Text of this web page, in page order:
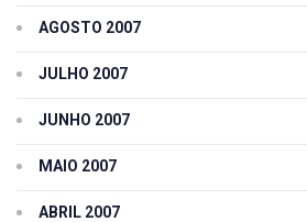
AGOSTO 2007
JULHO 2007
JUNHO 2007
MAIO 2007
ABRIL 2007